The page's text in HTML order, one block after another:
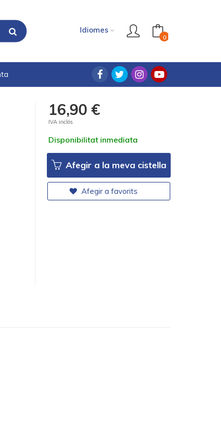
Idiomes
0
16,90 €
IVA inclós
Disponibilitat inmediata
Afegir a la meva cistella
Afegir a favorits